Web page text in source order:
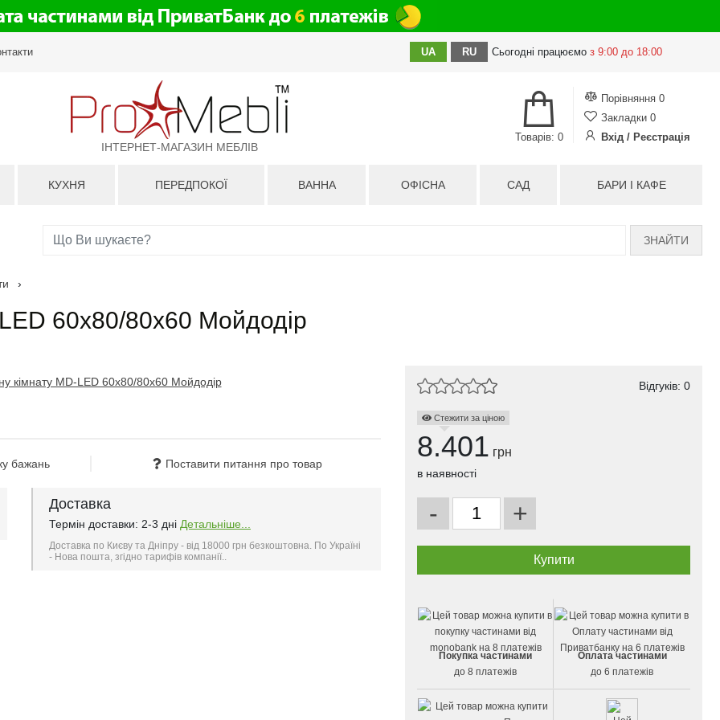
UA RU Сьогодні працюємо з 9:00 до 18:00
ІНТЕРНЕТ-МАГАЗИН МЕБЛІВ
Порівняння 0
Закладки 0
Вхід / Реєстрація
Товарів: 0
КУХНЯ ПЕРЕДПОКОЇ ВАННА ОФІСНА САД БАРИ І КАФЕ
ЗНАЙТИ
›
60x80/80x60 Мойдодір
бажань Поставити питання про товар
Доставка
Термін доставки: 2-3 дні Детальніше...
Доставка по Києву та Дніпру - від 18000 грн безкоштовна. По Україні
- Нова пошта, згідно тарифів компанії..
Відгуків: 0
Стежити за ціною
8.401 грн
в наявності
- +
Покупка частинами
до 8 платежів
Оплата частинами
до 6 платежів